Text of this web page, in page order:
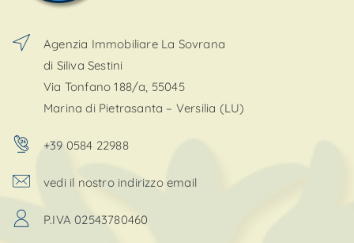
Agenzia Immobiliare La Sovrana
di Siliva Sestini
Via Tonfano 188/a, 55045
Marina di Pietrasanta – Versilia (LU)
+39 0584 22988
vedi il nostro indirizzo email
P.IVA 02543780460